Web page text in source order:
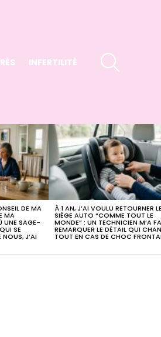
INFERTILITÉ
DE MA
MA
UNE SAGE-
SE
J’AI
À 1 AN, J’AI VOULU RETOURNER
SIÈGE AUTO “COMME TOUT LE
MONDE” : UN TECHNICIEN M’A
REMARQUER LE DÉTAIL QUI
TOUT EN CAS DE CHOC